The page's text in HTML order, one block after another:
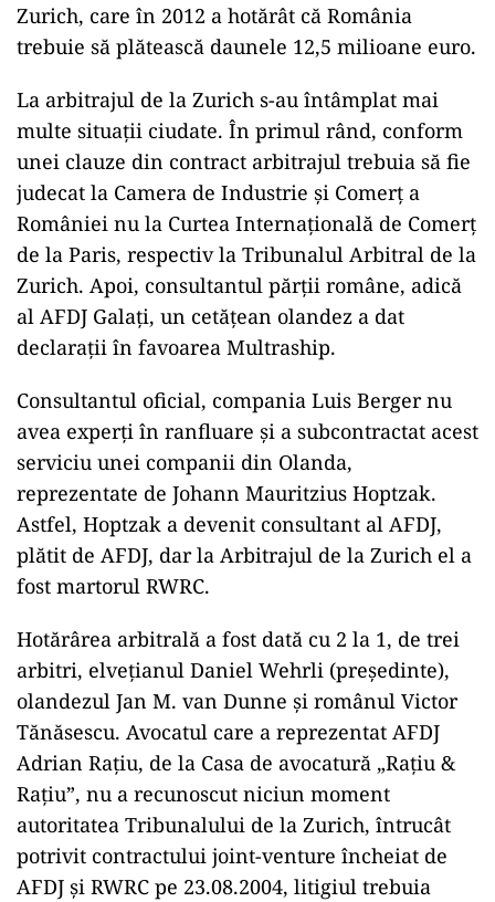
Zurich, care în 2012 a hotărât că România
trebuie să plătească daunele 12,5 milioane euro.
La arbitrajul de la Zurich s-au întâmplat mai
multe situații ciudate. În primul rând, conform
unei clauze din contract arbitrajul trebuia să fie
judecat la Camera de Industrie și Comerț a
României nu la Curtea Internațională de Comerț
de la Paris, respectiv la Tribunalul Arbitral de la
Zurich. Apoi, consultantul părții române, adică
al AFDJ Galați, un cetățean olandez a dat
declarații în favoarea Multraship.
Consultantul oficial, compania Luis Berger nu
avea experți în ranfluare și a subcontractat acest
serviciu unei companii din Olanda,
reprezentate de Johann Mauritzius Hoptzak.
Astfel, Hoptzak a devenit consultant al AFDJ,
plătit de AFDJ, dar la Arbitrajul de la Zurich el a
fost martorul RWRC.
Hotărârea arbitrală a fost dată cu 2 la 1, de trei
arbitri, elvețianul Daniel Wehrli (președinte),
olandezul Jan M. van Dunne și românul Victor
Tănăsescu. Avocatul care a reprezentat AFDJ
Adrian Rațiu, de la Casa de avocatură „Rațiu &
Rațiu”, nu a recunoscut niciun moment
autoritatea Tribunalului de la Zurich, întrucât
potrivit contractului joint-venture încheiat de
AFDJ și RWRC pe 23.08.2004, litigiul trebuia